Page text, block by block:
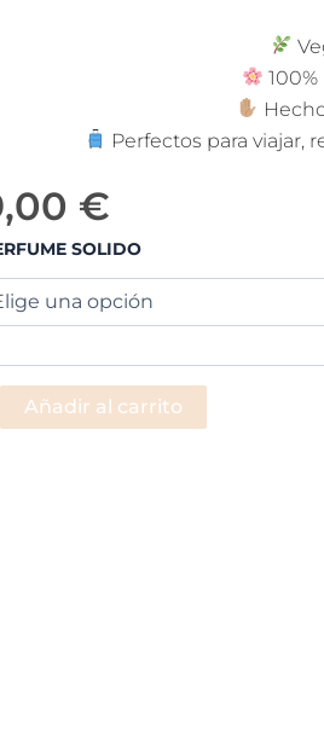
Perfectos para viajar,
€
SOLIDO
Añadir al carrito